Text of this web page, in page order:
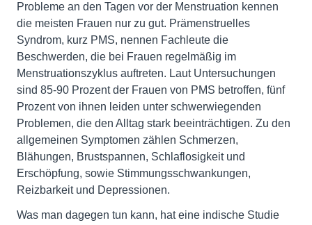
Probleme an den Tagen vor der Menstruation kennen
die meisten Frauen nur zu gut. Prämenstruelles
Syndrom, kurz PMS, nennen Fachleute die
Beschwerden, die bei Frauen regelmäßig im
Menstruationszyklus auftreten. Laut Untersuchungen
sind 85-90 Prozent der Frauen von PMS betroffen, fünf
Prozent von ihnen leiden unter schwerwiegenden
Problemen, die den Alltag stark beeinträchtigen. Zu den
allgemeinen Symptomen zählen Schmerzen,
Blähungen, Brustspannen, Schlaflosigkeit und
Erschöpfung, sowie Stimmungsschwankungen,
Reizbarkeit und Depressionen.
Was man dagegen tun kann, hat eine indische Studie